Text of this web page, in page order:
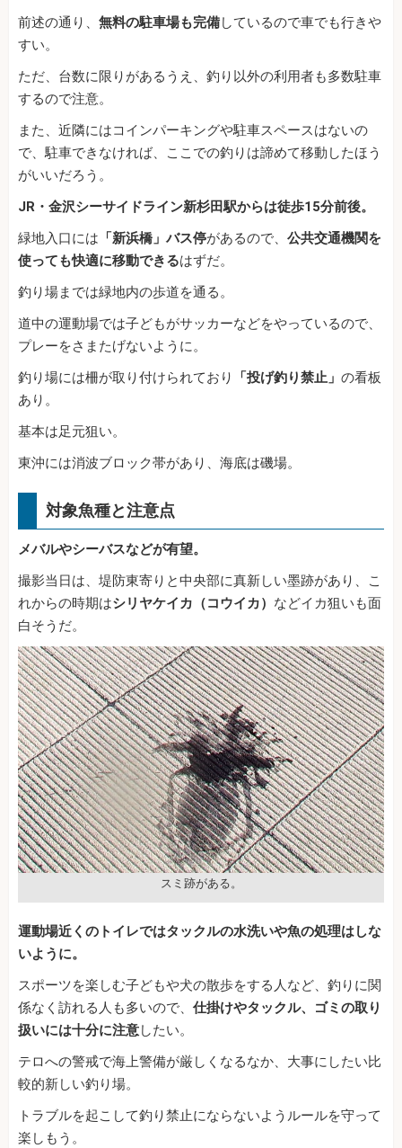
前述の通り、 無料の駐車場も完備しているので車でも行きや
すい。
ただ、台数に限りがあるうえ、釣り以外の利用者も多数駐車
するので注意。
また、近隣にはコインパーキングや駐車スペースはないの
で、駐車できなければ、ここでの釣りは諦めて移動したほう
がいいだろう。
JR・金沢シーサイドライン新杉田駅からは徒歩15分前後。
緑地入口には 「新浜橋」バス停があるので、 公共交通機関を
使っても快適に移動できるはずだ。
釣り場までは緑地内の歩道を通る。
道中の運動場では子どもがサッカーなどをやっているので、
プレーをさまたげないように。
釣り場には柵が取り付けられており
「投げ釣り禁止」 の看板
あり。
基本は足元狙い。
東沖には消波ブロック帯があり、海底は磯場。
対象魚種と注意点
メバルやシーバスなどが有望。
撮影当日は、堤防東寄りと中央部に真新しい墨跡があり、こ
れからの時期はシリヤケイカ（コウイカ） などイカ狙いも面
白そうだ。
スミ跡がある。
運動場近くのトイレではタックルの水洗いや魚の処理はしな
いように。
スポーツを楽しむ子どもや犬の散歩をする人など、釣りに関
係なく訪れる人も多いので、 仕掛けやタックル、ゴミの取り
扱いには十分に注意したい。
テロへの警戒で海上警備が厳しくなるなか、大事にしたい比
較的新しい釣り場。
トラブルを起こして釣り禁止にならないようルールを守って
楽しもう。